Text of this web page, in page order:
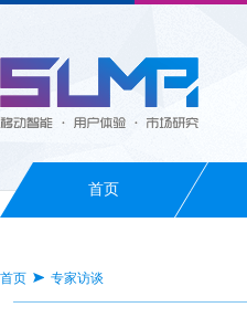
首页
首页 专家访谈